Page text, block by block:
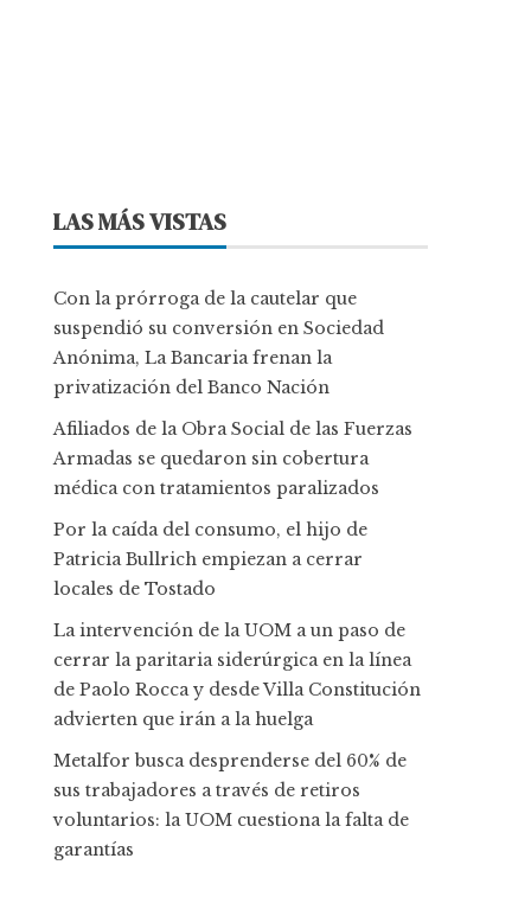
LAS MÁS VISTAS
Con la prórroga de la cautelar que
suspendió su conversión en Sociedad
Anónima, La Bancaria frenan la
privatización del Banco Nación
Afiliados de la Obra Social de las Fuerzas
Armadas se quedaron sin cobertura
médica con tratamientos paralizados
Por la caída del consumo, el hijo de
Patricia Bullrich empiezan a cerrar
locales de Tostado
La intervención de la UOM a un paso de
cerrar la paritaria siderúrgica en la línea
de Paolo Rocca y desde Villa Constitución
advierten que irán a la huelga
Metalfor busca desprenderse del 60% de
sus trabajadores a través de retiros
voluntarios: la UOM cuestiona la falta de
garantías